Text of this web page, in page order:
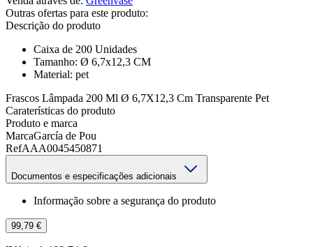
Outras ofertas para este produto:
Descrição do produto
Caixa de 200 Unidades
Tamanho: Ø 6,7x12,3 CM
Material: pet
Frascos Lâmpada 200 Ml Ø 6,7X12,3 Cm Transparente Pet
Caraterísticas do produto
Produto e marca
MarcaGarcía de Pou
RefAAA0045450871
Documentos e especificações adicionais
Informação sobre a segurança do produto
99,79 €